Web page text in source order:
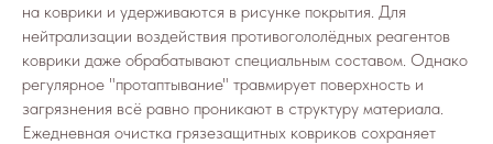
на коврики и удерживаются в рисунке покрытия. Для
нейтрализации воздействия противогололёдных реагентов
коврики даже обрабатывают специальным составом. Однако
регулярное "протаптывание" травмирует поверхность и
загрязнения всё равно проникают в структуру материала.
Ежедневная очистка грязезащитных ковриков сохраняет